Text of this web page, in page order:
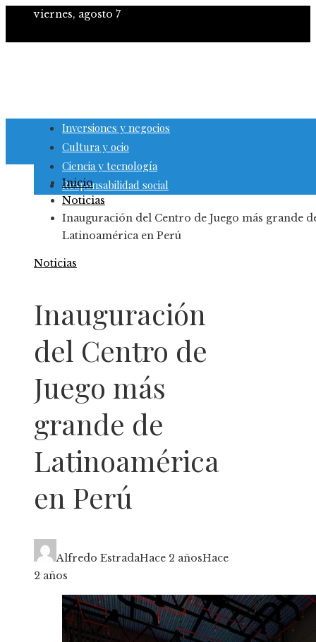
viernes, agosto 7
Inversiones y negocios
Cultura y ocio
Ciencia y tecnología
Responsabilidad social
Inicio
Noticias
Inauguración del Centro de Juego más grande
Latinoamérica en Perú
Noticias
Inauguración
del Centro de
Juego más
grande de
Latinoamérica
en Perú
Alfredo EstradaHace 2 añosHace
2 años